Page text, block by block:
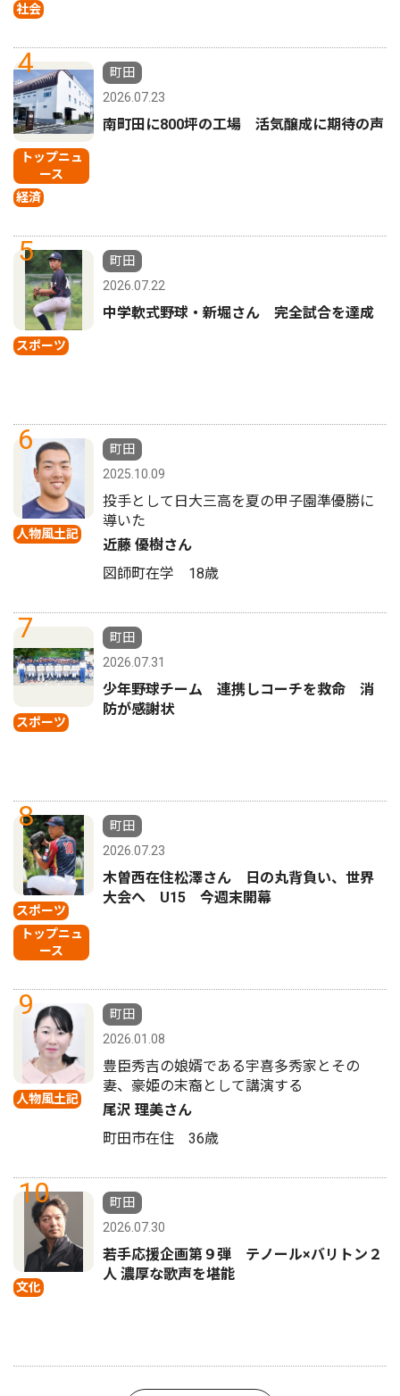
社会
4
トップニュ
ース
経済
町田
2026.07.23
南町田に800坪の工場 活気醸成に期待の声
5
スポーツ
町田
2026.07.22
中学軟式野球・新堀さん 完全試合を達成
6
人物風土記
町田
2025.10.09
投手として日大三高を夏の甲子園準優勝に
導いた
近藤 優樹さん
図師町在学 18歳
7
スポーツ
町田
2026.07.31
少年野球チーム 連携しコーチを救命 消
防が感謝状
8
スポーツ
トップニュ
ース
町田
2026.07.23
木曽西在住松澤さん 日の丸背負い、世界
大会へ U15 今週末開幕
9
人物風土記
町田
2026.01.08
豊臣秀吉の娘婿である宇喜多秀家とその
妻、豪姫の末裔として講演する
尾沢 理美さん
町田市在住 36歳
10
文化
町田
2026.07.30
若手応援企画第９弾 テノール×バリトン２
人 濃厚な歌声を堪能